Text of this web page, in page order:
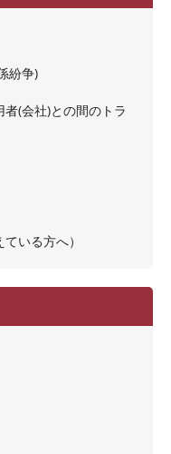
紛争)
(会社)との間のトラ
いる方へ）